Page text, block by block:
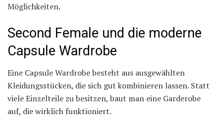
Möglichkeiten.
Second Female und die moderne
Capsule Wardrobe
Eine Capsule Wardrobe besteht aus ausgewählten
Kleidungsstücken, die sich gut kombinieren lassen. Statt
viele Einzelteile zu besitzen, baut man eine Garderobe
auf, die wirklich funktioniert.